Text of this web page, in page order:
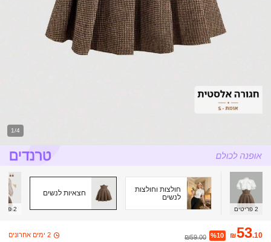
1/4
2 פריטים
חולצות וחולצות
לנשים
חצאיות לנשים
2
₪53.10
%10
₪59.00 2 ימים אחרונים